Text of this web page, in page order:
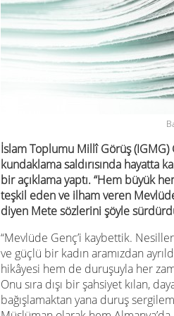
İslam Toplumu Millî Görüş (IGMG)
kundaklama saldırısında hayatta
bir açıklama yaptı. “Hem büyük
teşkil eden ve ilham veren
diyen Mete sözlerini şöyle
“Mevlüde Genç’i kaybettik.
ve güçlü bir kadın aramızdan
hikâyesi hem de duruşuyla her
Onu sıra dışı bir şahsiyet kılan,
bağışlamaktan yana duruş